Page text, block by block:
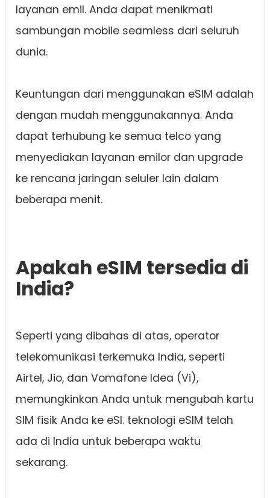
layanan emil. Anda dapat menikmati
sambungan mobile seamless dari seluruh
dunia.
Keuntungan dari menggunakan eSIM adalah
dengan mudah menggunakannya. Anda
dapat terhubung ke semua telco yang
menyediakan layanan emilor dan upgrade
ke rencana jaringan seluler lain dalam
beberapa menit.
Apakah eSIM tersedia di
India?
Seperti yang dibahas di atas, operator
telekomunikasi terkemuka India, seperti
Airtel, Jio, dan Vomafone Idea (Vi),
memungkinkan Anda untuk mengubah kartu
SIM fisik Anda ke eSI. teknologi eSIM telah
ada di India untuk beberapa waktu
sekarang.